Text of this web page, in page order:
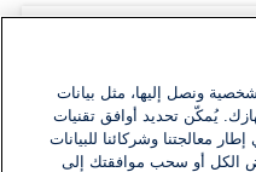
ونصل إليها، مثل بيانات
يُمكّن تحديد أوافق تقنيات
معالجتنا وشركائنا للبيانات
الكل أو سحب موافقتك إلى